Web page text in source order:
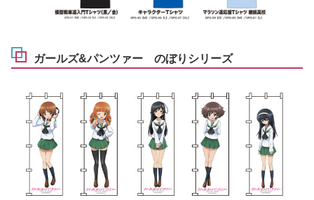
ガールズ&パンツァー のぼりシリーズ